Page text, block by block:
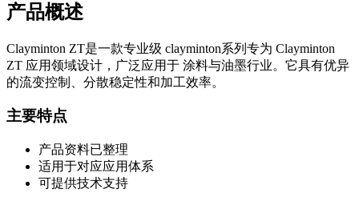
产品概述
Clayminton ZT是一款专业级 clayminton系列 专为 Clayminton
ZT 应用领域设计，广泛应用于 涂料与油墨行业。它具有优异
的流变控制、分散稳定性和加工效率。
主要特点
产品资料已整理
适用于对应应用体系
可提供技术支持